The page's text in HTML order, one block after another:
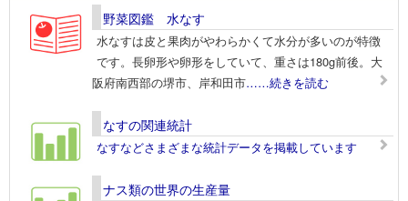
野菜図鑑 水なす
水なすは皮と果肉がやわらかくて水分が多いのが特徴
です。長卵形や卵形をしていて、重さは180g前後。大
阪府南西部の堺市、岸和田市……続きを読む
なすの関連統計
なすなどさまざまな統計データを掲載しています
ナス類の世界の生産量